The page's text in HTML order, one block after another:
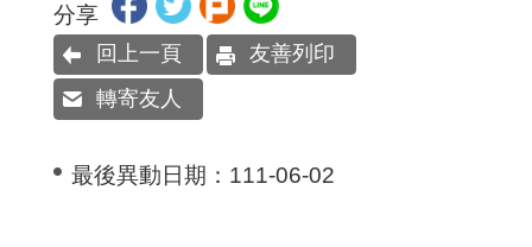
分享
回上一頁
友善列印
轉寄友人
最後異動日期： 111-06-02